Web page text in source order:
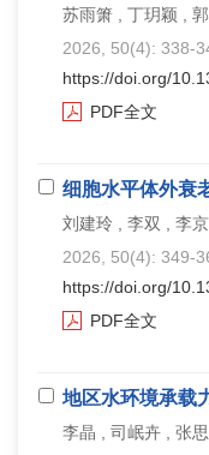
苏雨箫 , 丁玥颖 ,
2026, 50(4): 338-
https://doi.org/
PDF全文
细胞水平体外衰
刘建玲 , 李双 , 李
2026, 50(4): 349-
https://doi.org/
PDF全文
地区水环境承载
李晶 , 司岷卉 , 张